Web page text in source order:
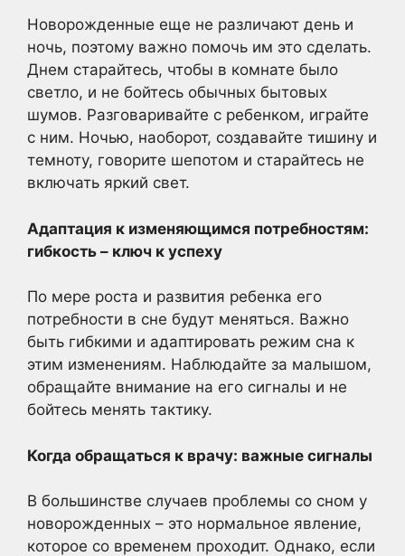
Новорожденные еще не различают день и
ночь, поэтому важно помочь им это сделать.
Днем старайтесь, чтобы в комнате было
светло, и не бойтесь обычных бытовых
шумов. Разговаривайте с ребенком, играйте
с ним. Ночью, наоборот, создавайте тишину и
темноту, говорите шепотом и старайтесь не
включать яркий свет.
Адаптация к изменяющимся потребностям:
гибкость – ключ к успеху
По мере роста и развития ребенка его
потребности в сне будут меняться. Важно
быть гибкими и адаптировать режим сна к
этим изменениям. Наблюдайте за малышом,
обращайте внимание на его сигналы и не
бойтесь менять тактику.
Когда обращаться к врачу: важные сигналы
В большинстве случаев проблемы со сном у
новорожденных – это нормальное явление,
которое со временем проходит. Однако, если